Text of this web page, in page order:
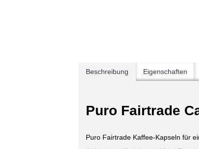
Beschreibung Eigenschaften
Puro Fairtrade
Puro Fairtrade Kaffee-Kapseln für